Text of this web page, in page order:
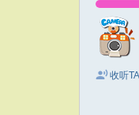
收听TA